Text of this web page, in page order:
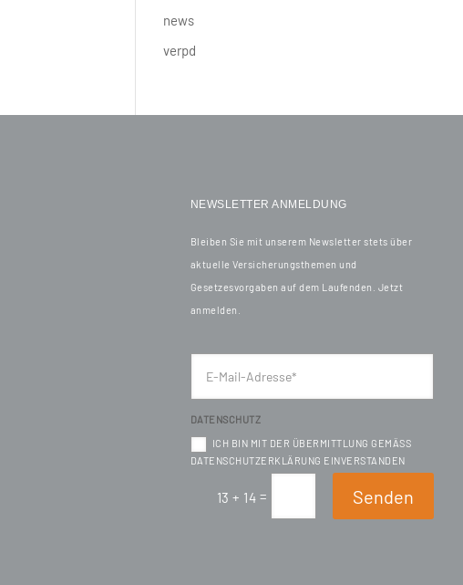
news
verpd
NEWSLETTER ANMELDUNG
Bleiben Sie mit unserem Newsletter stets über
aktuelle Versicherungsthemen und
Gesetzesvorgaben auf dem Laufenden. Jetzt
anmelden.
DATENSCHUTZ
ICH BIN MIT DER ÜBERMITTLUNG GEMÄSS D
ATENSCHUTZERKLÄRUNG EINVERSTANDEN
13 + 14 = Senden